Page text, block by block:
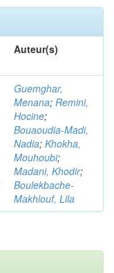
Auteur(s)
Guemghar,
Menana; Remini,
Hocine;
Bouaoudia-Madi,
Nadia; Khokha,
Mouhoubi;
Madani, Khodir;
Boulekbache-
Makhlouf, Lila